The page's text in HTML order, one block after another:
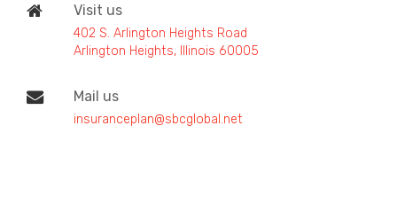
Visit us
402 S. Arlington Heights Road
Arlington Heights, Illinois 60005
Mail us
insuranceplan@sbcglobal.net